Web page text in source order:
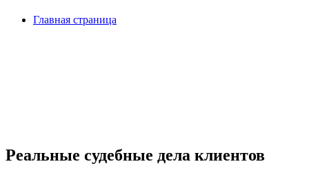
Главная страница
Реальные судебные дела клиентов